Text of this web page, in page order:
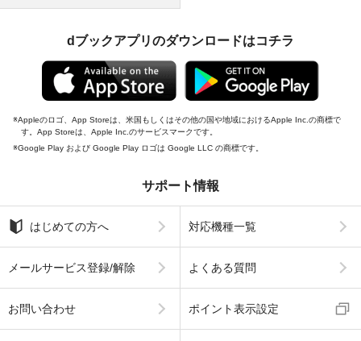
dブックアプリのダウンロードはコチラ
Appleのロゴ、App Storeは、米国もしくはその他の国や地域におけるApple Inc.の商標で
す。App Storeは、Apple Inc.のサービスマークです。
Google Play および Google Play ロゴは Google LLC の商標です。
サポート情報
はじめての方へ 対応機種一覧
メールサービス登録/解除 よくある質問
お問い合わせ ポイント表示設定